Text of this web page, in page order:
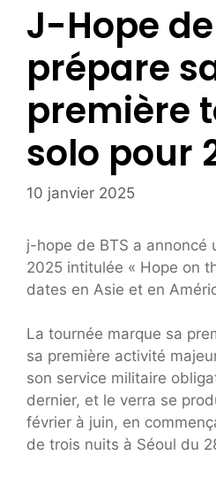
J-Hope de
prépare
première
solo pour
10 janvier 2025
j-hope de BTS a annoncé
2025 intitulée « Hope on
dates en Asie et en
La tournée marque sa
sa première activité
son service militaire
dernier, et le verra se
février à juin, en
de trois nuits à Séoul du